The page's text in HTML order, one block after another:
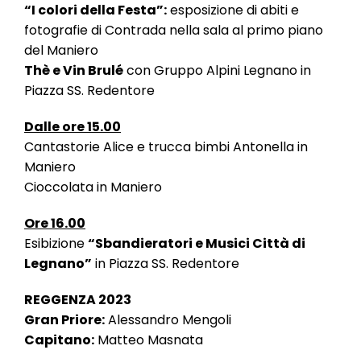
“I colori della Festa”:esposizione di abiti e
fotografie di Contrada nella sala al primo piano
del Maniero
Thè e Vin Brulécon Gruppo Alpini Legnano in
Piazza SS. Redentore
Dalle ore 15.00
Cantastorie Alice e trucca bimbi Antonella in
Maniero
Cioccolata in Maniero
Ore 16.00
Esibizione“Sbandieratori e Musici Città di
Legnano” in Piazza SS. Redentore
REGGENZA 2023
Gran Priore:Alessandro Mengoli
Capitano: Matteo Masnata